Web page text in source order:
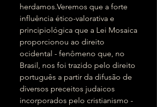
herdamos.Veremos que a forte
influência ético-valorativa e
principiológica que a Lei Mosaica
proporcionou ao direito
ocidental - fenômeno que, no
Brasil, nos foi trazido pelo direito
português a partir da difusão de
diversos preceitos judaicos
incorporados pelo cristianismo -